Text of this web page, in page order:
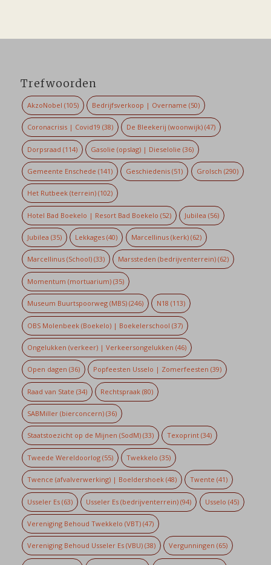
Trefwoorden
AkzoNobel (105) Bedrijfsverkoop | Overname (50)
Coronacrisis | Covid19 (38) De Bleekerij (woonwijk) (47)
Dorpsraad (114) Gasolie (opslag) | Dieselolie (36)
Gemeente Enschede (141) Geschiedenis (51) Grolsch (290)
Het Rutbeek (terrein)(102)
Hotel Bad Boekelo | Resort Bad Boekelo (52) Jubilea (56)
Jubilea (35) Lekkages (40) Marcellinus (kerk)(62)
Marcellinus (School)(33) Marssteden (bedrijventerrein) (62)
Momentum (mortuarium)(35)
Museum Buurtspoorweg (MBS)(246) N18 (113)
OBS Molenbeek (Boekelo) | Boekelerschool (37)
Ongelukken (verkeer) | Verkeersongelukken (46)
Open dagen (36) Popfeesten Usselo | Zomerfeesten (39)
Raad van State (34) Rechtspraak (80)
SABMiller (bierconcern)(36)
Staatstoezicht op de Mijnen (SodM)(33) Texoprint (34)
Tweede Wereldoorlog(55) Twekkelo (35)
Twence (afvalverwerking) | Boeldershoek(48) Twente (41)
Usseler Es(63) Usseler Es (bedrijventerrein) (94) Usselo (45)
Vereniging Behoud Twekkelo (VBT)(47)
Vereniging Behoud Usseler Es (VBU)(38) Vergunningen (65)